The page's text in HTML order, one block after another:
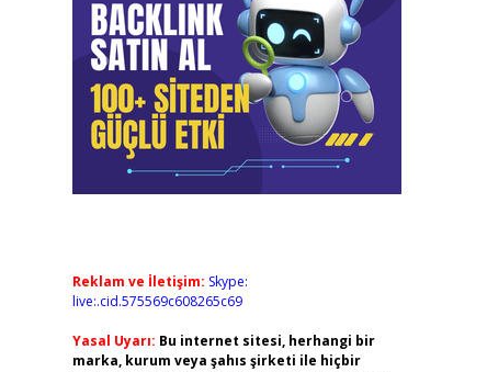
Reklam ve İletişim: Skype:
live:.cid.575569c608265c69
Yasal Uyarı: Bu internet sitesi, herhangi bir
marka, kurum veya şahıs şirketi ile hiçbir